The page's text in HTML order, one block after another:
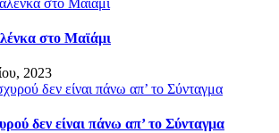
στο Μαϊάμι
2023
δεν είναι πάνω απ’ το Σύνταγμα